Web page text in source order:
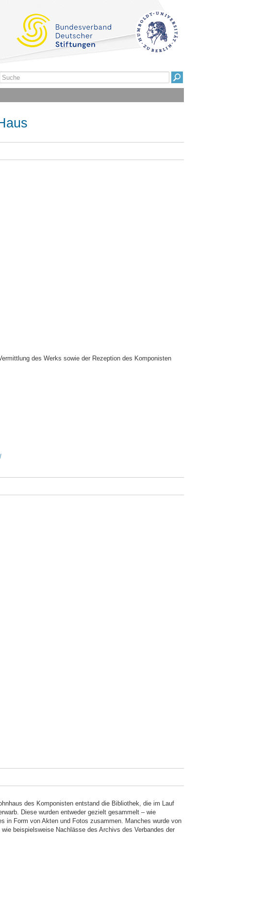
des Werks sowie der Rezeption des Komponisten
des Komponisten entstand die Bibliothek, die im Lauf
Diese wurden entweder gezielt gesammelt – wie
in Form von Akten und Fotos zusammen. Manches wurde von
beispielsweise Nachlässe des Archivs des Verbandes der